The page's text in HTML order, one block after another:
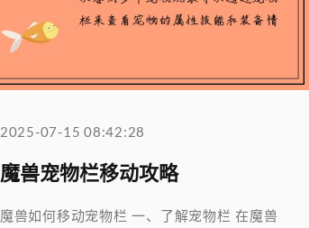
2025-07-15 08:42:28
魔兽宠物栏移动攻略
魔兽如何移动宠物栏 一、了解宠物栏 在魔兽